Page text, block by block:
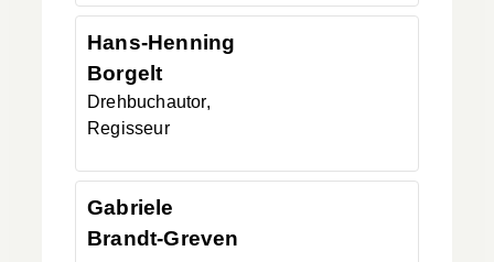
Hans-Henning
Borgelt
Drehbuchautor,
Regisseur
Gabriele
Brandt-Greven